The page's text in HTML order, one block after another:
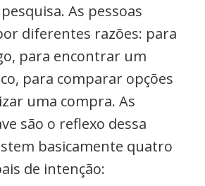
As pessoas
diferentes razões: para
para encontrar um
para comparar opções
uma compra. As
são o reflexo dessa
basicamente quatro
de intenção: